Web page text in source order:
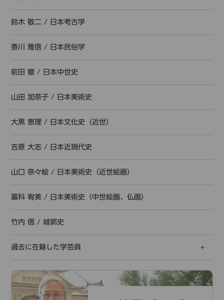
鈴木 敬二 / 日本考古学
香川 雅信 / 日本民俗学
前田 徹 / 日本中世史
山田 加奈子 / 日本美術史
大黒 恵理 / 日本文化史（近世）
吉原 大志 / 日本近現代史
山口 奈々絵 / 日本美術史（近世絵画）
藁科 宥美 / 日本美術史（中世絵画、仏画）
竹内 信 /城郭史
過去に在籍した学芸員